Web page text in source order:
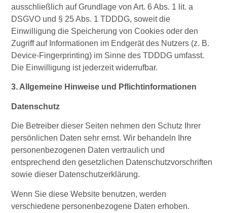
ausschließlich auf Grundlage von Art. 6 Abs. 1 lit. a
DSGVO und § 25 Abs. 1 TDDDG, soweit die
Einwilligung die Speicherung von Cookies oder den
Zugriff auf Informationen im Endgerät des Nutzers (z. B.
Device-Fingerprinting) im Sinne des TDDDG umfasst.
Die Einwilligung ist jederzeit widerrufbar.
3. Allgemeine Hinweise und Pflichtinformationen
Datenschutz
Die Betreiber dieser Seiten nehmen den Schutz Ihrer
persönlichen Daten sehr ernst. Wir behandeln Ihre
personenbezogenen Daten vertraulich und
entsprechend den gesetzlichen Datenschutzvorschriften
sowie dieser Datenschutzerklärung.
Wenn Sie diese Website benutzen, werden
verschiedene personenbezogene Daten erhoben.